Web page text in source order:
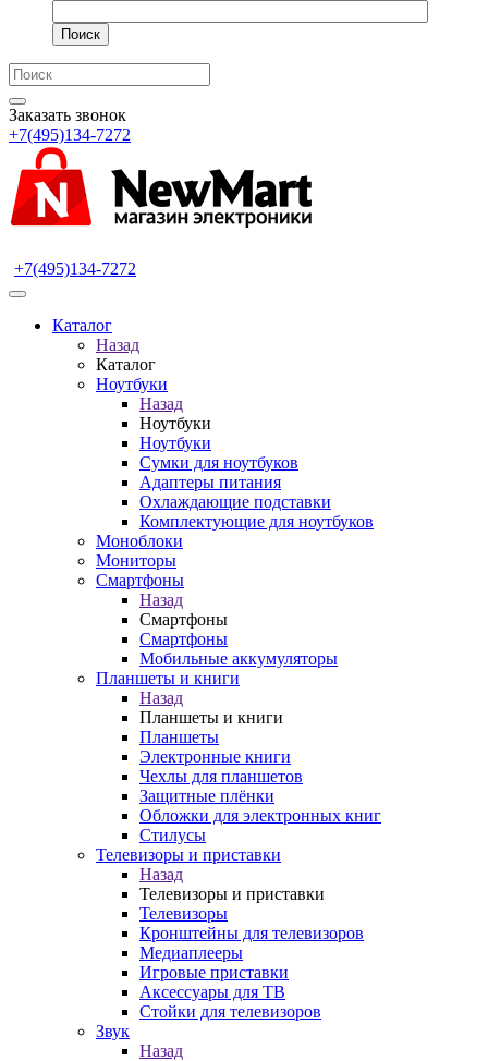
Поиск
Заказать звонок
+7(495)134-7272
+7(495)134-7272
Каталог
Назад
Каталог
Ноутбуки
Назад
Ноутбуки
Ноутбуки
Сумки для ноутбуков
Адаптеры питания
Охлаждающие подставки
Комплектующие для ноутбуков
Моноблоки
Мониторы
Смартфоны
Назад
Смартфоны
Смартфоны
Мобильные аккумуляторы
Планшеты и книги
Назад
Планшеты и книги
Планшеты
Электронные книги
Чехлы для планшетов
Защитные плёнки
Обложки для электронных книг
Стилусы
Телевизоры и приставки
Назад
Телевизоры и приставки
Телевизоры
Кронштейны для телевизоров
Медиаплееры
Игровые приставки
Аксессуары для ТВ
Стойки для телевизоров
Звук
Назад